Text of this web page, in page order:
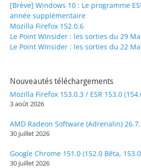
[Brève] Windows 10 : Le programme
année supplémentaire
Mozilla Firefox 152.0.6
Le Point WInsider : les sorties du 29
Le Point WInsider : les sorties du 22
Nouveautés téléchargements
Mozilla Firefox 153.0.3 / ESR 153.0
3 août 2026
AMD Radeon Software (Adrenalin)
30 juillet 2026
Google Chrome 151.0 (152.0 Bêta,
30 juillet 2026